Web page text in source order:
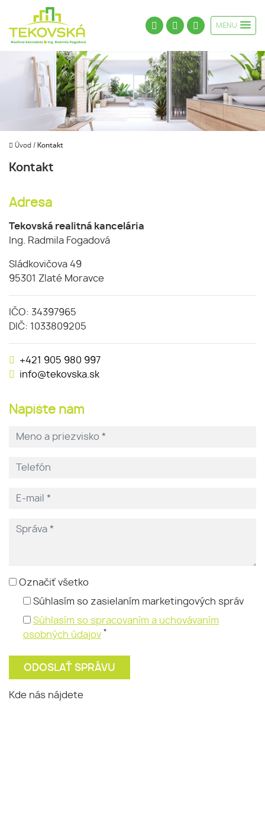
MENU
Úvod / Kontakt
Kontakt
Adresa
Tekovská realitná kancelária
Ing. Radmila Fogadová
Sládkovičova 49
95301 Zlaté Moravce
IČO: 34397965
DIČ: 1033809205
+421 905 980 997
info@tekovska.sk
Napíšte nám
Označiť všetko
Súhlasím so zasielaním marketingových správ
Súhlasím so spracovaním a uchovávaním
osobných údajov *
Kde nás nájdete